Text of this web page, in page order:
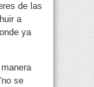
de las
a
ya
se